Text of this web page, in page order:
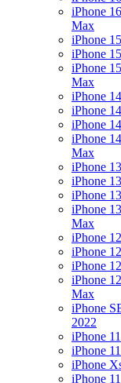
iPhone
Max
iPhone 15
iPhone
iPhone
Max
iPhone 14
iPhone
iPhone
iPhone
Max
iPhone 13
iPhone
iPhone
iPhone
Max
iPhone 12
iPhone
iPhone
iPhone
Max
iPhone
2022
iPhone 11
iPhone
iPhone
iPhone